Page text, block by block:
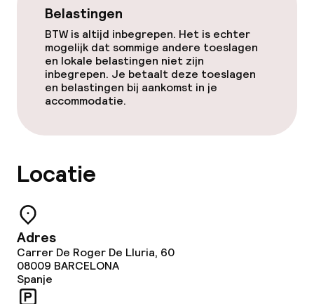
Roomservice
Schoonmaakvoorzieningen
Wasservice
Conferentieruimte
Beleid
Belastingen
BTW is altijd inbegrepen. Het is echter
mogelijk dat sommige andere toeslagen
en lokale belastingen niet zijn
inbegrepen. Je betaalt deze toeslagen
en belastingen bij aankomst in je
accommodatie.
Locatie
Adres
Carrer De Roger De Lluria, 60
08009 BARCELONA
Spanje